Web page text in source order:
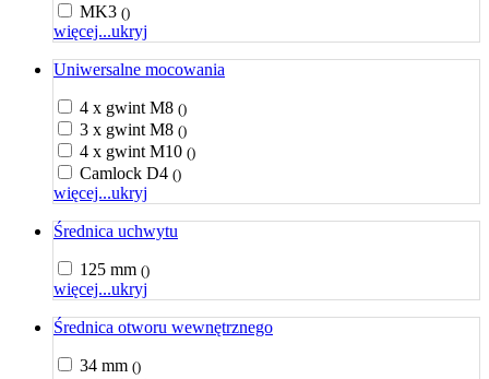
MK3 ()
więcej...ukryj
Uniwersalne mocowania
4 x gwint M8 ()
3 x gwint M8 ()
4 x gwint M10 ()
Camlock D4 ()
więcej...ukryj
Średnica uchwytu
125 mm ()
więcej...ukryj
Średnica otworu wewnętrznego
34 mm ()